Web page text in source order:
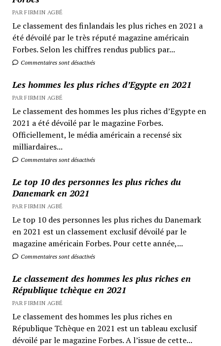
PAR FIRMIN AGBÉ
Le classement des finlandais les plus riches en 2021 a
été dévoilé par le très réputé magazine américain
Forbes. Selon les chiffres rendus publics par...
Commentaires sont désactivés
Les hommes les plus riches d’Egypte en 2021
PAR FIRMIN AGBÉ
Le classement des hommes les plus riches d’Egypte en
2021 a été dévoilé par le magazine Forbes.
Officiellement, le média américain a recensé six
milliardaires...
Commentaires sont désactivés
Le top 10 des personnes les plus riches du
Danemark en 2021
PAR FIRMIN AGBÉ
Le top 10 des personnes les plus riches du Danemark
en 2021 est un classement exclusif dévoilé par le
magazine américain Forbes. Pour cette année,...
Commentaires sont désactivés
Le classement des hommes les plus riches en
République tchèque en 2021
PAR FIRMIN AGBÉ
Le classement des hommes les plus riches en
République Tchèque en 2021 est un tableau exclusif
dévoilé par le magazine Forbes. A l’issue de cette...